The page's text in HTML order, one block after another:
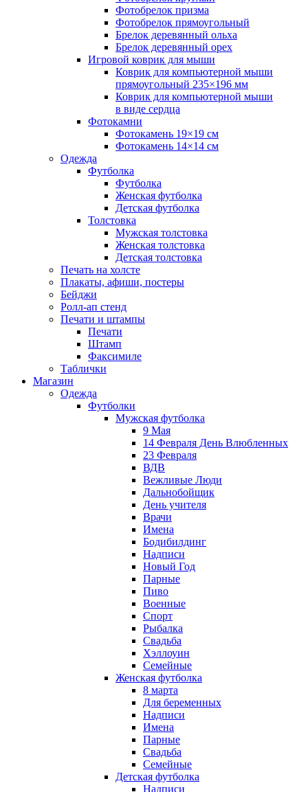
Фотобрелок призма
Фотобрелок прямоугольный
Брелок деревянный ольха
Брелок деревянный орех
Игровой коврик для мыши
Коврик для компьютерной мыши
прямоугольный 235×196 мм
Коврик для компьютерной мыши
в виде сердца
Фотокамни
Фотокамень 19×19 см
Фотокамень 14×14 см
Одежда
Футболка
Футболка
Женская футболка
Детская футболка
Толстовка
Мужская толстовка
Женская толстовка
Детская толстовка
Печать на холсте
Плакаты, афиши, постеры
Бейджи
Ролл-ап стенд
Печати и штампы
Печати
Штамп
Факсимиле
Таблички
Магазин
Одежда
Футболки
Мужская футболка
9 Мая
14 Февраля День Влюбленных
23 Февраля
ВДВ
Вежливые Люди
Дальнобойщик
День учителя
Врачи
Имена
Бодибилдинг
Надписи
Новый Год
Парные
Пиво
Военные
Спорт
Рыбалка
Свадьба
Хэллоуин
Семейные
Женская футболка
8 марта
Для беременных
Надписи
Имена
Парные
Свадьба
Семейные
Детская футболка
Надписи